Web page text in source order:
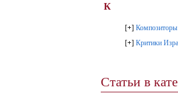
К
[+]
[+] Критики
Статьи в